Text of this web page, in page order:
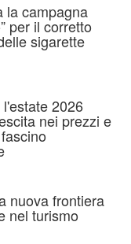
la campagna
per il corretto
sigarette
2026
nei prezzi e
nuova frontiera
nel turismo